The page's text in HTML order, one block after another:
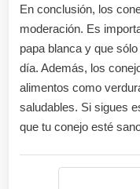
En conclusión, los
moderación. Es
papa blanca y que
día. Además, los
alimentos como
saludables. Si sigues
que tu conejo esté